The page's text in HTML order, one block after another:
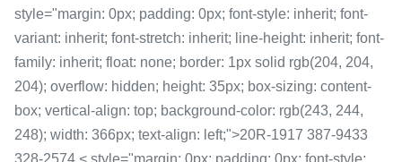
style="margin: 0px; padding: 0px; font-style: inherit; font-
variant: inherit; font-stretch: inherit; line-height: inherit; font-
family: inherit; float: none; border: 1px solid rgb(204, 204,
204); overflow: hidden; height: 35px; box-sizing: content-
box; vertical-align: top; background-color: rgb(243, 244,
248); width: 366px; text-align: left;">20R-1917 387-9433